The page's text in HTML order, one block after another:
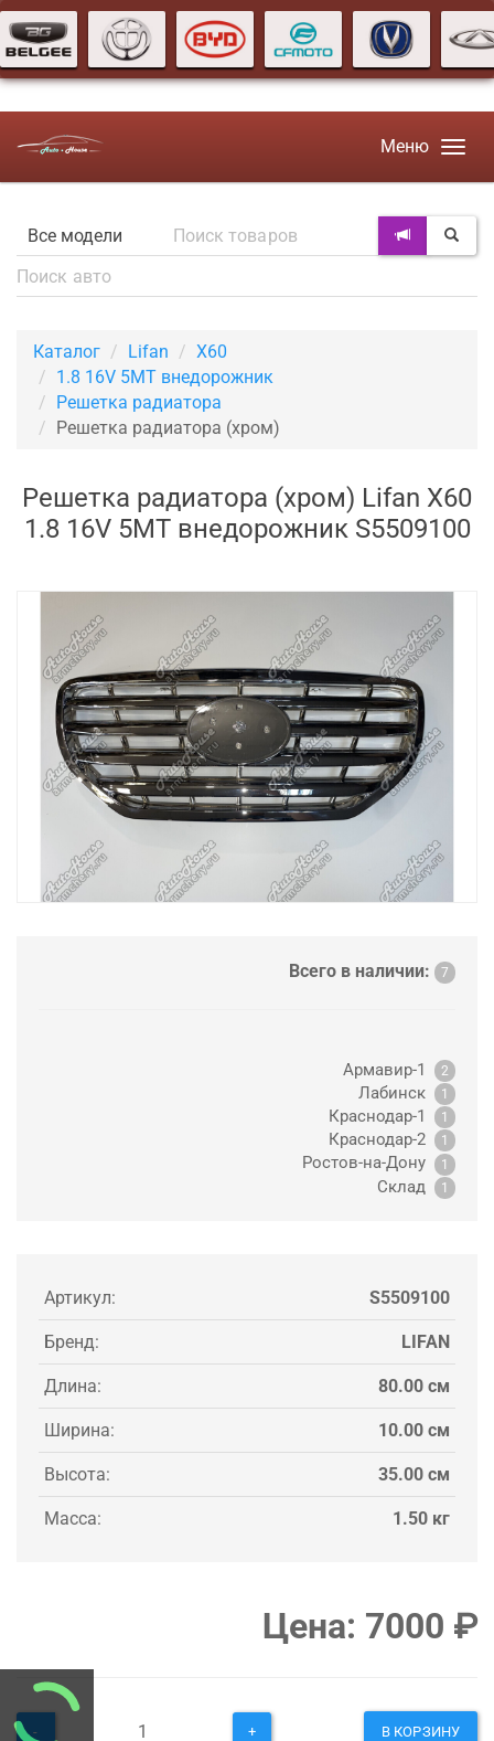
Меню
Каталог Lifan
X60
1.8 16V 5MT внедорожник
Решетка радиатора
Решетка радиатора (хром)
Решетка радиатора (хром) Lifan X60
1.8 16V 5MT внедорожник S5509100
Всего в наличии: 7
Армавир-1 2
Лабинск 1
Краснодар-1 1
Краснодар-2 1
Ростов-на-Дону 1
Склад 1
Артикул: S5509100
Бренд: LIFAN
Длина: 80.00 см
Ширина: 10.00 см
Высота: 35.00 см
Масса: 1.50 кг
Цена: 7000 ₽
- + В КОРЗИНУ